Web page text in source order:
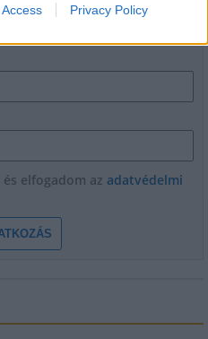
Privacy Policy
elfogadom az adatvédelmi